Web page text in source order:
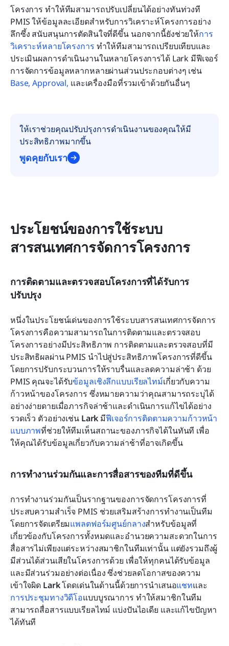
โครงการ ทำให้ทีมสามารถปรับเปลี่ยนได้อย่างทันท่วงที
PMIS ให้ข้อมูลละเอียดสำหรับการวิเคราะห์โครงการอย่าง
ลึกซึ้ง สนับสนุนการตัดสินใจที่ดีขึ้น นอกจากนี้ยังช่วยให้การ
วิเคราะห์หลายโครงการ ทำให้ทีมสามารถเปรียบเทียบและ
ประเมินผลการดำเนินงานในหลายโครงการได้ Lark มีฟีเจอร์
การจัดการข้อมูลหลากหลายผ่านส่วนประกอบต่างๆ เช่น
Base, Approval, และเครื่องมือที่รวมเข้าด้วยกันอื่นๆ
ให้เราช่วยคุณปรับปรุงการดำเนินงานของคุณให้มี
ประสิทธิภาพมากขึ้น
พูดคุยกับเรา
ประโยชน์ของการใช้ระบบ
สารสนเทศการจัดการโครงการ
การติดตามและตรวจสอบโครงการที่ได้รับการ
ปรับปรุง
หนึ่งในประโยชน์เด่นของการใช้ระบบสารสนเทศการจัดการ
โครงการคือความสามารถในการติดตามและตรวจสอบ
โครงการอย่างมีประสิทธิภาพ การติดตามและตรวจสอบที่มี
ประสิทธิผลผ่าน PMIS นำไปสู่ประสิทธิภาพโครงการที่ดีขึ้น
โดยการปรับกระบวนการให้ราบรื่นและลดความล่าช้า ด้วย
PMIS คุณจะได้รับข้อมูลเชิงลึกแบบเรียลไทม์เกี่ยวกับความ
ก้าวหน้าของโครงการ ซึ่งหมายความว่าคุณสามารถระบุได้
อย่างง่ายดายเมื่อภารกิจล่าช้าและดำเนินการแก้ไขได้อย่าง
รวดเร็ว ตัวอย่างเช่น Lark มีฟีเจอร์การติดตามความก้าวหน้า
แบบภาพที่ช่วยให้ทีมเห็นสถานะของภารกิจได้ในทันที เพื่อ
ให้คุณได้รับข้อมูลเกี่ยวกับความล่าช้าที่อาจเกิดขึ้น
การทำงานร่วมกันและการสื่อสารของทีมที่ดีขึ้น
การทำงานร่วมกันเป็นรากฐานของการจัดการโครงการที่
ประสบความสำเร็จ PMIS ช่วยเสริมสร้างการทำงานเป็นทีม
โดยการจัดเตรียมแพลตฟอร์มศูนย์กลางสำหรับข้อมูลที่
เกี่ยวข้องกับโครงการทั้งหมดและอำนวยความสะดวกในการ
สื่อสารไม่เพียงแต่ระหว่างสมาชิกในทีมเท่านั้น แต่ยังรวมถึงผู้
มีส่วนได้ส่วนเสียในโครงการด้วย เพื่อให้ทุกคนได้รับข้อมูล
และมีส่วนร่วมอย่างต่อเนื่อง ซึ่งช่วยลดโอกาสของความ
เข้าใจผิด Lark โดดเด่นในด้านนี้ด้วยการนำเสนอแชทและ
การประชุมทางวิดีโอแบบบูรณาการ ทำให้สมาชิกในทีม
สามารถสื่อสารแบบเรียลไทม์ แบ่งปันไอเดีย และแก้ไขปัญหา
ได้ทันที